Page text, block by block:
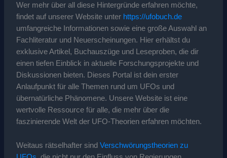
Wer mehr über all diese Hintergründe erfahren möchte,
findet auf unserer Website unter https://ufobuch.de
umfangreiche Informationen sowie eine große Auswahl an
Fachliteratur und Neuerscheinungen. Hier erhältst du
exklusive Artikel, Buchauszüge und Leseproben, die dir
einen tiefen Einblick in aktuelle Forschungsprojekte und
Diskussionen bieten. Dieses Portal ist dein erster
Anlaufpunkt für alle Themen rund um UFOs und
übernatürliche Phänomene. Unsere Website ist eine
wertvolle Ressource für alle, die mehr über die
faszinierende Welt der UFO-Theorien erfahren möchten.
Weitaus rätselhafter sind Verschwörungstheorien zu